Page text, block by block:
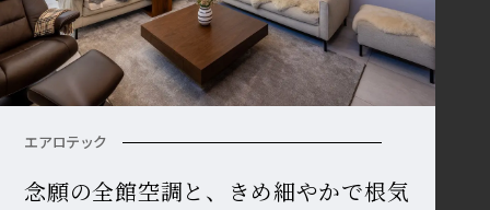
エアロテック
念願の全館空調と、きめ細やかで根気